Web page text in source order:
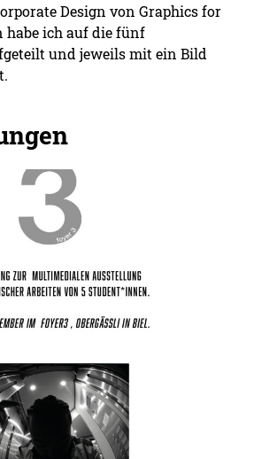
Design von Graphics for
habe ich auf die fünf
und jeweils mit ein Bild